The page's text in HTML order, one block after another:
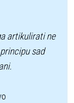
artikulirati ne
sad